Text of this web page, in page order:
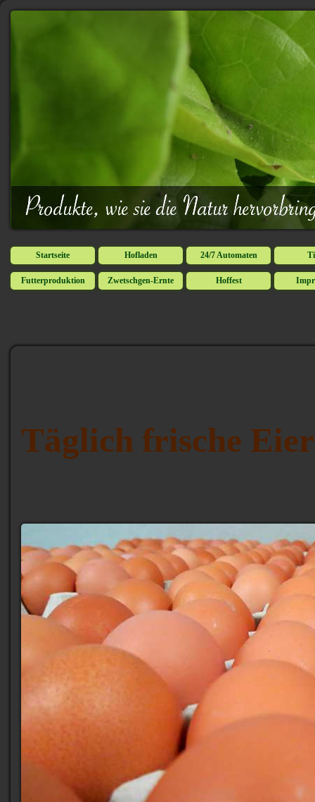
Startseite Hofladen 24/7 Automaten
Futterproduktion Zwetschgen-Ernte Hoffest
Täglich frische